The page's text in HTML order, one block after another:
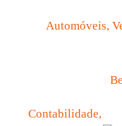
Automóveis,
Contabilidade,